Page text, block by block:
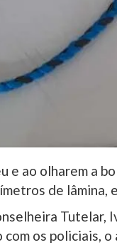
e ao olharem a
de lâmina,
Tutelar,
os policiais,